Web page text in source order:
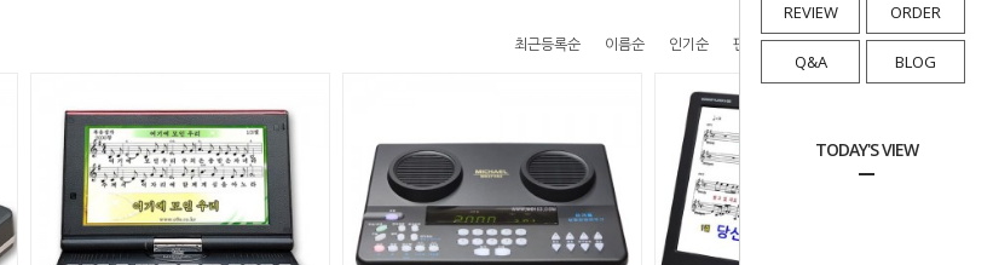
REVIEW ORDER
Q&A BLOG
TODAY'S VIEW
최근등록순 이름순 인기순 판매순 높은가격순 낮은가격순